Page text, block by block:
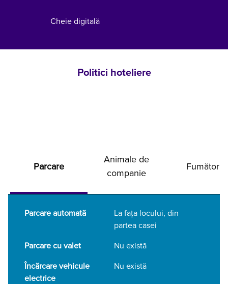
Cheie digitală
Politici hoteliere
Parcare
Animale de
companie
Fumători
Parcare automată La fața locului, din
partea casei
Parcare cu valet
Nu există
Încărcare vehicule
electrice
Nu există